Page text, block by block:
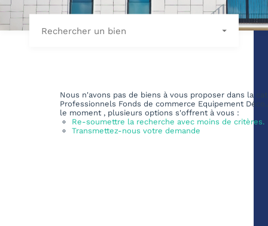
Rechercher un bien
Nous n'avons pas de biens à vous proposer dans la
Professionnels Fonds de commerce Equipement
le moment , plusieurs options s'offrent à vous :
Re-soumettre la recherche avec moins de critères.
Transmettez-nous votre demande